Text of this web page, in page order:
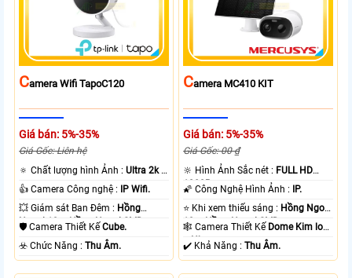
CAmera Wifi TapoC120
Giá bán: 5%-35%
Giá Gốc: Liên hệ
🔅 Chất lượng hình Ảnh :Ultra 2k +
.
👍 Camera Công nghệ : IP Wifi.
💥 Giám sát Ban Đêm : Hồng
Ngoại 10m Hồng Ngoại SMD.
🛡 Camera Thiết KếCube.
️☣️ Chức Năng :Thu Âm.
CAmera MC410 KIT
Giá bán: 5%-35%
Giá Gốc: 00 ₫
🔆 Hình Ảnh Sắc nét : FULL HD
1080P .
🌠 Công Nghệ Hình Ảnh : IP.
⭐ Khi xem thiếu sáng : Hồng Ngoại
10m Hồng Ngoại SMD.
🕸️ Camera Thiết Kế Dome Kim loại
+ Nhựa.
️✔️ Khả Năng :Thu Âm.